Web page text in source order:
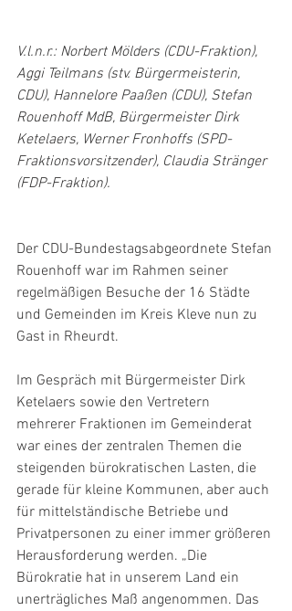
V.l.n.r.: Norbert Mölders (CDU-Fraktion),
Aggi Teilmans (stv. Bürgermeisterin,
CDU), Hannelore Paaßen (CDU), Stefan
Rouenhoff MdB, Bürgermeister Dirk
Ketelaers, Werner Fronhoffs (SPD-
Fraktionsvorsitzender), Claudia Stränger
(FDP-Fraktion).
Der CDU-Bundestagsabgeordnete Stefan
Rouenhoff war im Rahmen seiner
regelmäßigen Besuche der 16 Städte
und Gemeinden im Kreis Kleve nun zu
Gast in Rheurdt.
Im Gespräch mit Bürgermeister Dirk
Ketelaers sowie den Vertretern
mehrerer Fraktionen im Gemeinderat
war eines der zentralen Themen die
steigenden bürokratischen Lasten, die
gerade für kleine Kommunen, aber auch
für mittelständische Betriebe und
Privatpersonen zu einer immer größeren
Herausforderung werden. „Die
Bürokratie hat in unserem Land ein
unerträgliches Maß angenommen. Das